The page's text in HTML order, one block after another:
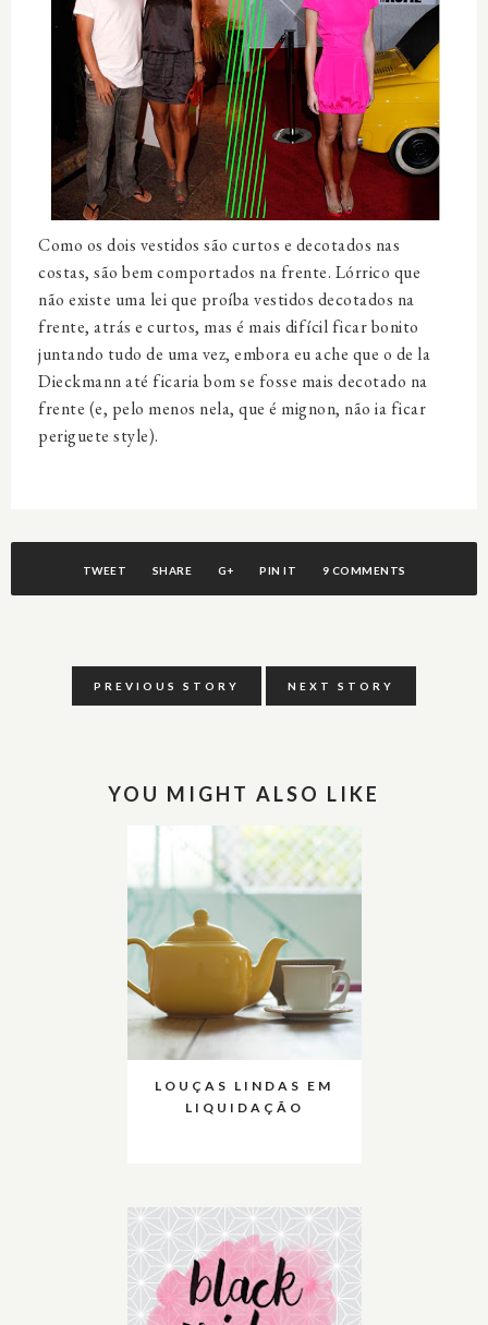
Como os dois vestidos são curtos e decotados nas
costas, são bem comportados na frente. Lórrico que
não existe uma lei que proíba vestidos decotados na
frente, atrás e curtos, mas é mais difícil ficar bonito
juntando tudo de uma vez, embora eu ache que o de la
Dieckmann até ficaria bom se fosse mais decotado na
frente (e, pelo menos nela, que é mignon, não ia ficar
periguete style).
TWEET SHARE G+ PIN IT 9 COMMENTS
PREVIOUS STORY NEXT STORY
YOU MIGHT ALSO LIKE
LOUÇAS LINDAS EM
LIQUIDAÇÃO